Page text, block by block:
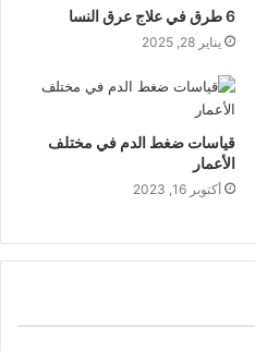
6 طرق في علاج عرق النسا
يناير 28, 2025
قياسات ضغط الدم في مختلف
الأعمار
أكتوبر 16, 2023